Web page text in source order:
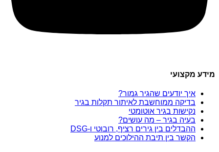
מידע מקצועי
איך יודעים שהגיר גמור?
בדיקה ממוחשבת לאיתור תקלות בגיר
נקישות בגיר אוטומטי
בעיה בגיר – מה עושים?
ההבדלים בין גירים רציף, רובוטי ו-DSG
הקשר בין תיבת ההילוכים למנוע